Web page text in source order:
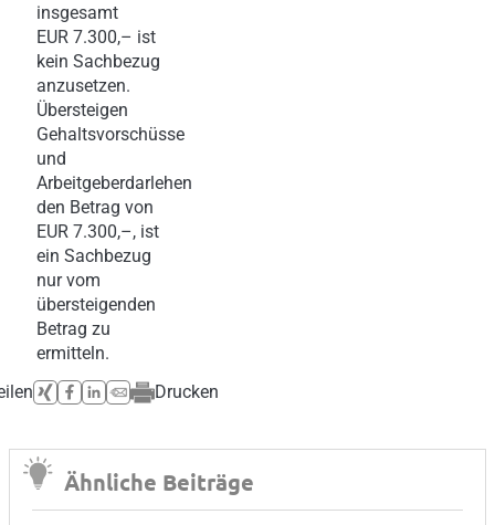
insgesamt
EUR 7.300,– ist
kein Sachbezug
anzusetzen.
Übersteigen
Gehaltsvorschüsse
und
Arbeitgeberdarlehen
den Betrag von
EUR 7.300,–, ist
ein Sachbezug
nur vom
übersteigenden
Betrag zu
ermitteln.
Drucken
Ähnliche Beiträge